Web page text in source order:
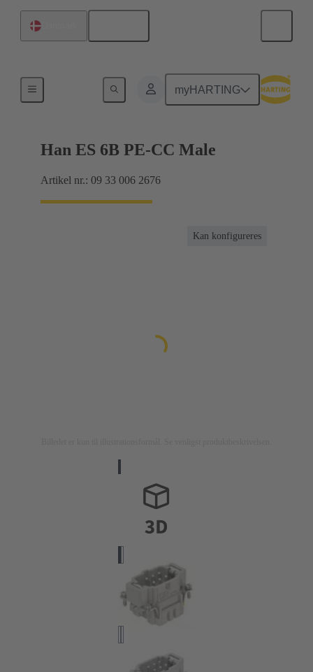
myHARTING
Strømstyrker op til 16 A
Han ES 6B PE-CC Male
Artikel nr.: 09 33 006 2676
Kan konfigureres